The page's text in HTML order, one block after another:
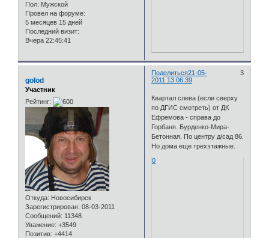
Пол: Мужской
Провел на форуме:
5 месяцев 15 дней
Последний визит:
Вчера 22:45:41
Поделиться 3
21-05-
2011 13:06:39
golod
Участник
Рейтинг:
Откуда: Новосибирск
Зарегистрирован: 08-03-2011
Сообщений: 11348
Уважение: +3549
Позитив: +4414
Квартал слева (если сверху
по ДГИС смотреть) от ДК
Ефремова - справа до
Горбаня. Бурденко-Мира-
Бетонная. По центру д/сад 86.
Но дома еще трехэтажные.
0